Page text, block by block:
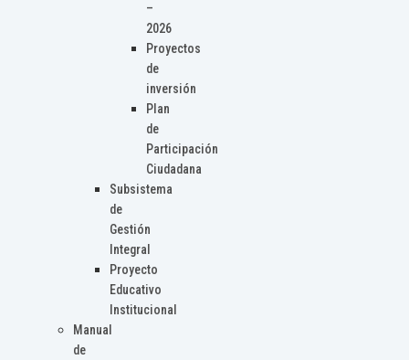
–
2026
Proyectos
de
inversión
Plan
de
Participación
Ciudadana
Subsistema
de
Gestión
Integral
Proyecto
Educativo
Institucional
Manual
de